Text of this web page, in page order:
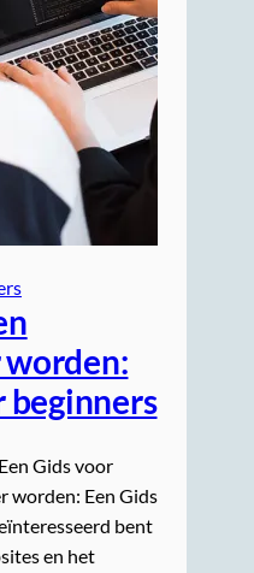
beginners
Gids voor
worden: Een Gids
bent
en het